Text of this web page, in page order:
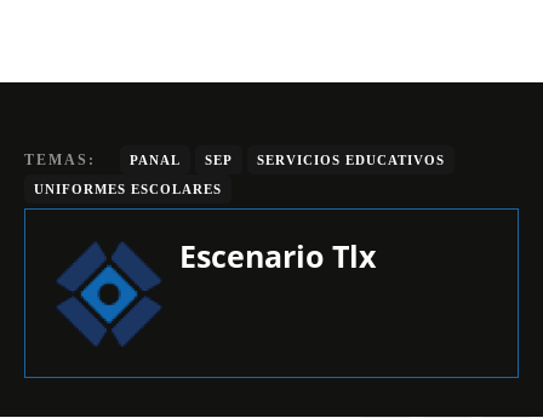
TEMAS: PANAL SEP
SERVICIOS EDUCATIVOS
UNIFORMES ESCOLARES
Escenario Tlx